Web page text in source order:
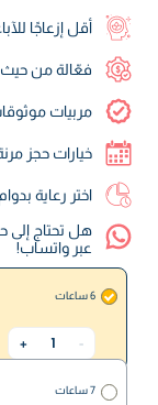
أقل إزعاجًا
فعّالة من حيث
مربيات
خيارات حجز
اختر رعاية
هل تحتاج إلى
عبر واتساب!
6 ساعات
-
1
+
7 ساعات